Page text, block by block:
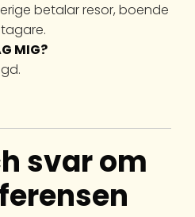
betalar resor, boende
MIG?
svar om